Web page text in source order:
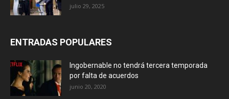
julio 29, 2025
ENTRADAS POPULARES
Ingobernable no tendrá tercera temporada
por falta de acuerdos
junio 20, 2020